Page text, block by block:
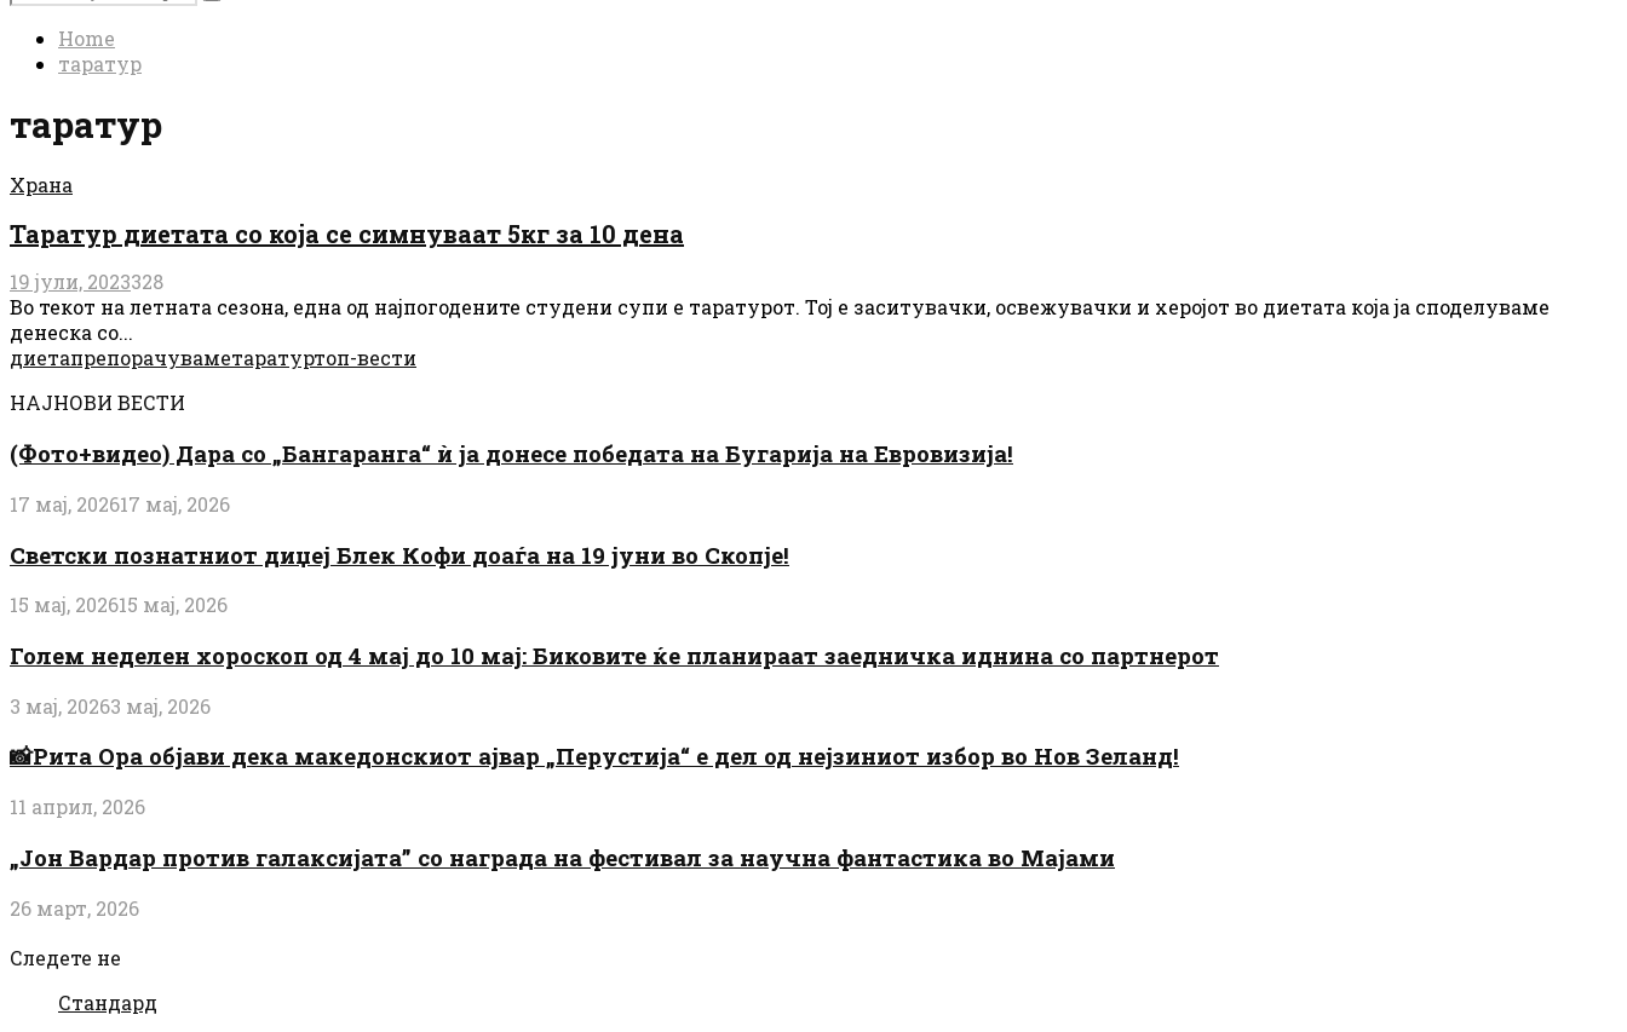
for:
Search
Home
таратур
таратур
Храна
Таратур диетата со која се симнуваат 5кг за 10 дена
19 јули, 2023328
Во текот на летната сезона, една од најпогодените студени супи е таратурот. Тој е заситувачки, освежувачки и херојот во диетата која ја споделуваме
денеска со...
диетапрепорачуваметаратуртоп-вести
НАЈНОВИ ВЕСТИ
(Фото+видео) Дара со „Бангаранга“ ѝ ја донесе победата на Бугарија на Евровизија!
17 мај, 202617 мај, 2026
Светски познатниот диџеј Блек Кофи доаѓа на 19 јуни во Скопје!
15 мај, 202615 мај, 2026
Голем неделен хороскоп од 4 мај до 10 мај: Биковите ќе планираат заедничка иднина со партнерот
3 мај, 20263 мај, 2026
📸Рита Ора објави дека македонскиот ајвар „Перустија“ е дел од нејзиниот избор во Нов Зеланд!
11 април, 2026
„Јон Вардар против галаксијата” со награда на фестивал за научна фантастика во Мајами
26 март, 2026
Следете не
Стандард